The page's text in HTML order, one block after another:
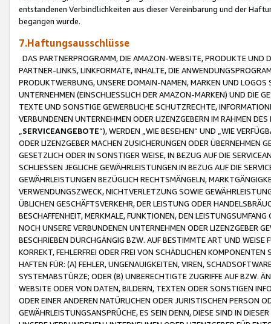
entstandenen Verbindlichkeiten aus dieser Vereinbarung und der
begangen wurde.
7.Haftungsausschlüsse
DAS PARTNERPROGRAMM, DIE AMAZON-WEBSITE, PRODUKTE UND
PARTNER-LINKS, LINKFORMATE, INHALTE, DIE
PRODUKTWERBUNG, UNSERE DOMAIN-NAMEN, MARKEN UND
UNTERNEHMEN (EINSCHLIESSLICH DER AMAZON-MARKEN) UND DIE
TEXTE UND SONSTIGE GEWERBLICHE SCHUTZRECHTE,
VERBUNDENEN UNTERNEHMEN ODER LIZENZGEBERN IM RAHMEN
SERVICEANGEBOTE“), WERDEN „WIE BESEHEN“ UND „WIE
ODER LIZENZGEBER MACHEN ZUSICHERUNGEN ODER ÜBERNEHMEN
GESETZLICH ODER IN SONSTIGER WEISE, IN BEZUG AUF DIE
SCHLIESSEN JEGLICHE GEWÄHRLEISTUNGEN IN BEZUG AUF DIE
GEWÄHRLEISTUNGEN BEZÜGLICH RECHTSMÄNGELN,
VERWENDUNGSZWECK, NICHTVERLETZUNG SOWIE
ÜBLICHEN GESCHÄFTSVERKEHR, DER LEISTUNG ODER
BESCHAFFENHEIT, MERKMALE, FUNKTIONEN, DEN
NOCH UNSERE VERBUNDENEN UNTERNEHMEN ODER LIZENZGEBER
BESCHRIEBEN DURCHGÄNGIG BZW. AUF BESTIMMTE ART UND
KORREKT, FEHLERFREI ODER FREI VON SCHÄDLICHEN
HAFTEN FÜR: (A) FEHLER, UNGENAUIGKEITEN, VIREN,
SYSTEMABSTÜRZE; ODER (B) UNBERECHTIGTE ZUGRIFFE AUF BZW.
WEBSITE ODER VON DATEN, BILDERN, TEXTEN ODER SONSTIGEN
ODER EINER ANDEREN NATÜRLICHEN ODER JURISTISCHEN PERSON
GEWÄHRLEISTUNGSANSPRÜCHE, ES SEIN DENN, DIESE SIND IN